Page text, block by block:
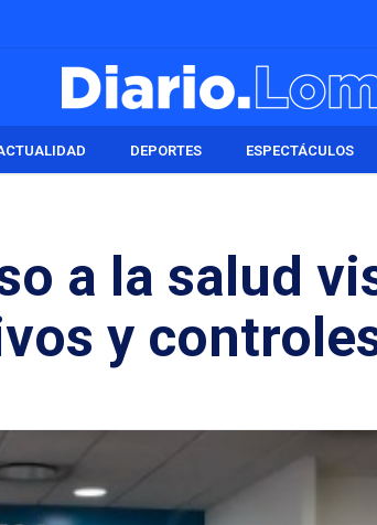
DEPORTES ESPECTÁCULOS
a la salud
y